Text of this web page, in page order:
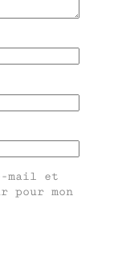
mail et
pour mon